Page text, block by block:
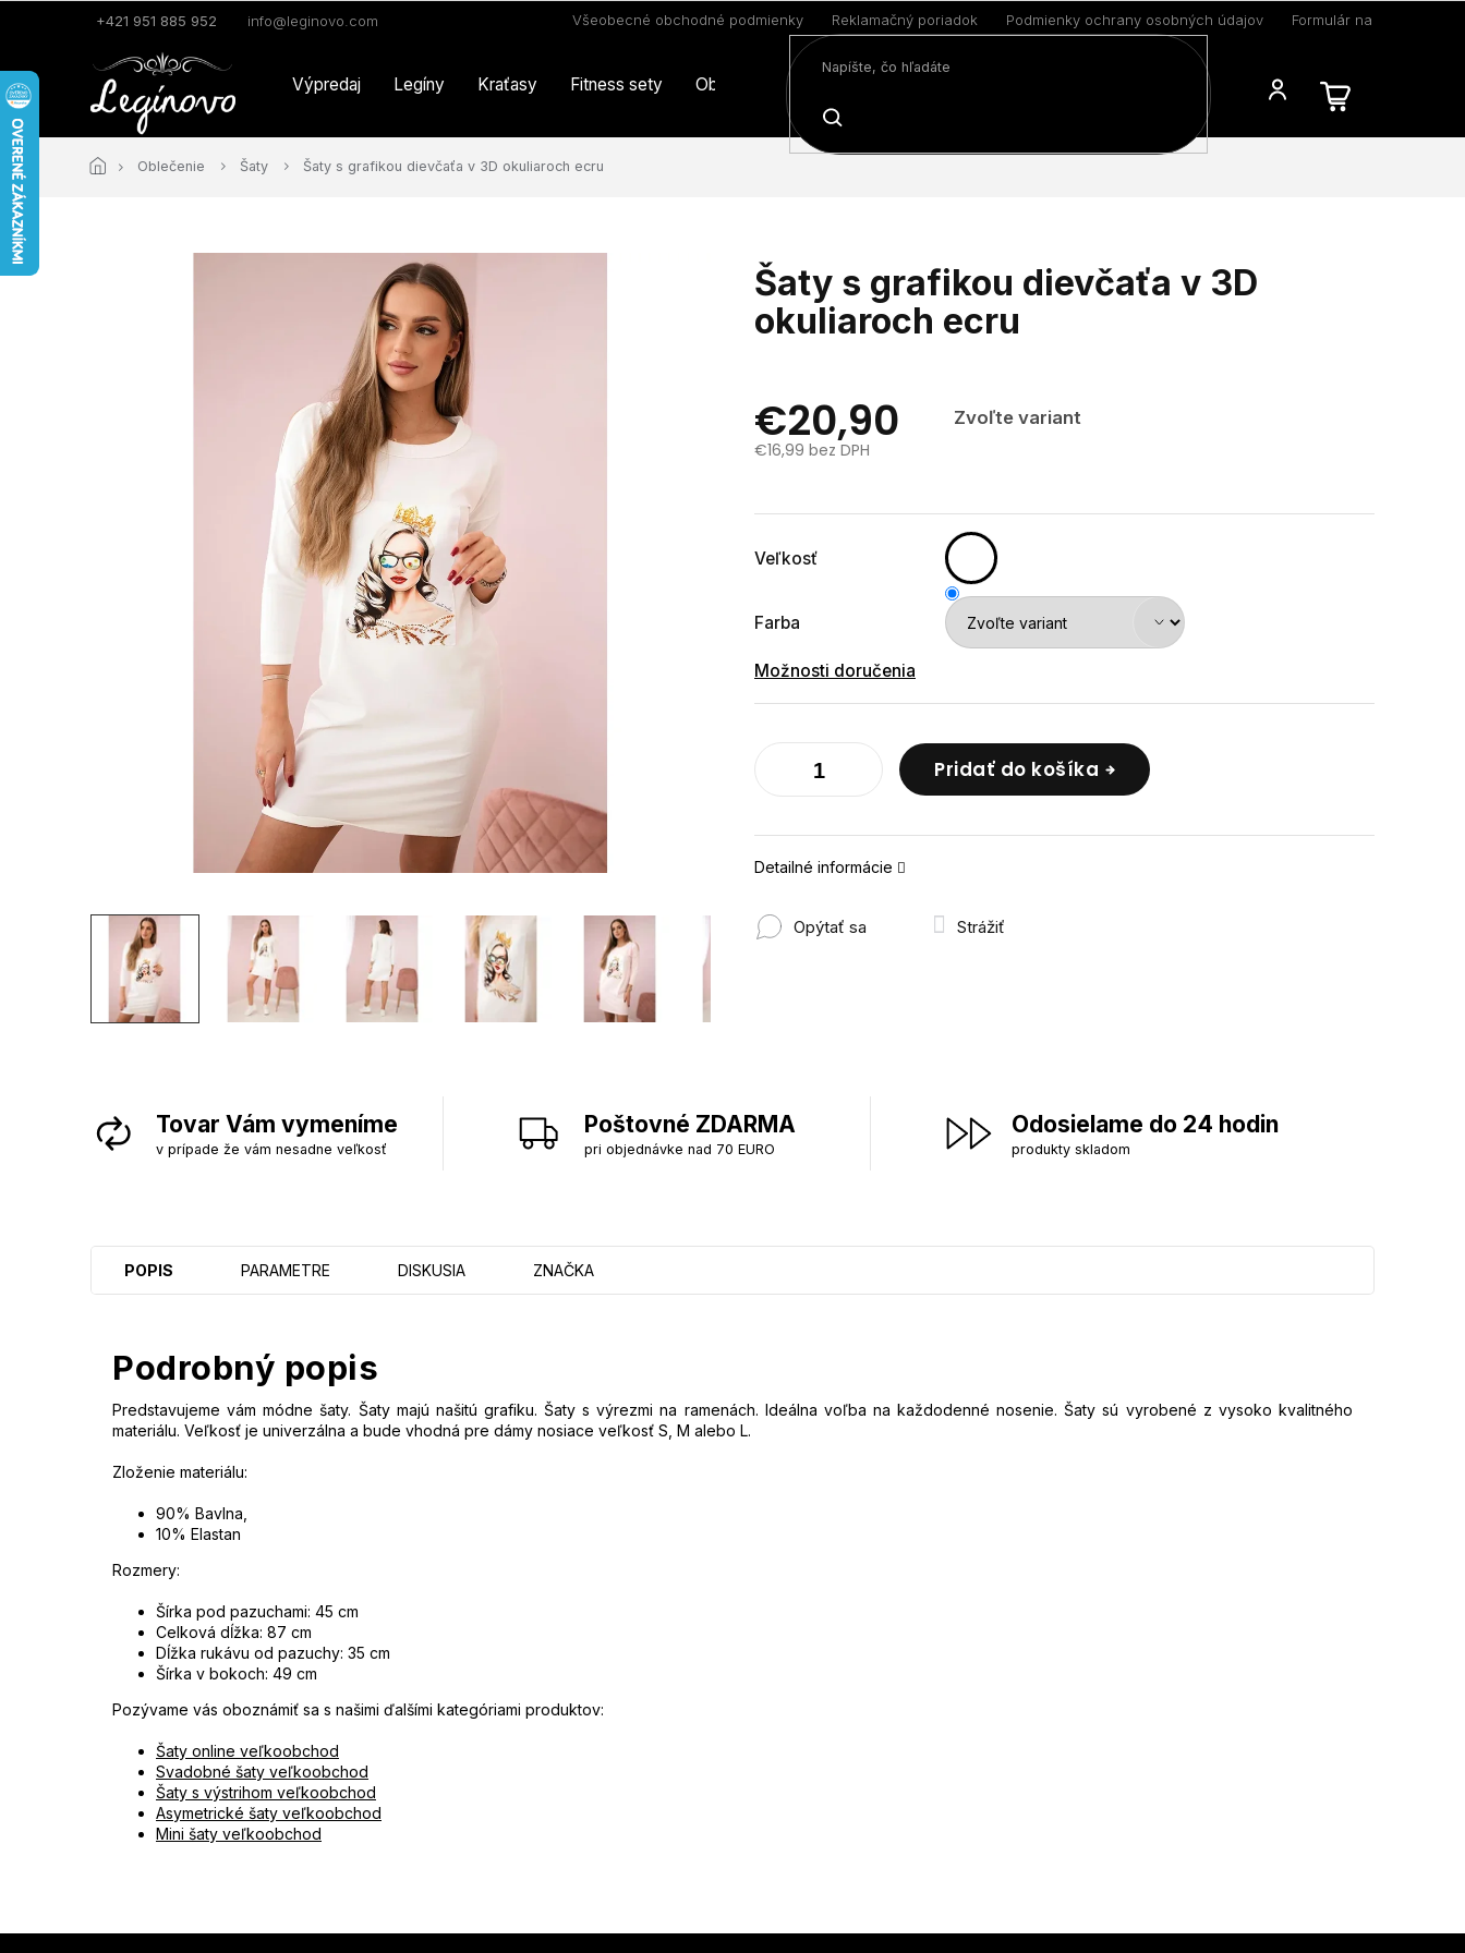
+421 951 885 952 info@leginovo.com Všeobecné obchodné podmienky Reklamačný poriadok Podmienky ochrany osobných údajov Formulár na odstúpenie
HĽADAŤ
Výpredaj Legíny Kraťasy Fitness sety Oblečenie
Oblečenie Šaty Šaty s grafikou dievčaťa v 3D okuliaroch ecru
Šaty s grafikou dievčaťa v 3D
okuliaroch ecru
€20,90
Zvoľte variant
€16,99 bez DPH
Veľkosť
Farba
Možnosti doručenia
Pridať do košíka
Detailné informácie
Opýtať sa Strážiť
Tovar Vám vymeníme
v prípade že vám nesadne veľkosť
Poštovné ZDARMA
pri objednávke nad 70 EURO
Odosielame do 24 hodin
produkty skladom
POPIS PARAMETRE DISKUSIA ZNAČKA
Podrobný popis
Predstavujeme vám módne šaty. Šaty majú našitú grafiku. Šaty s výrezmi na ramenách. Ideálna voľba na každodenné nosenie. Šaty sú vyrobené z vysoko kvalitného
materiálu. Veľkosť je univerzálna a bude vhodná pre dámy nosiace veľkosť S, M alebo L.
Zloženie materiálu:
90% Bavlna,
10% Elastan
Rozmery:
Šírka pod pazuchami: 45 cm
Celková dĺžka: 87 cm
Dĺžka rukávu od pazuchy: 35 cm
Šírka v bokoch: 49 cm
Pozývame vás oboznámiť sa s našimi ďalšími kategóriami produktov:
Šaty online veľkoobchod
Svadobné šaty veľkoobchod
Šaty s výstrihom veľkoobchod
Asymetrické šaty veľkoobchod
Mini šaty veľkoobchod